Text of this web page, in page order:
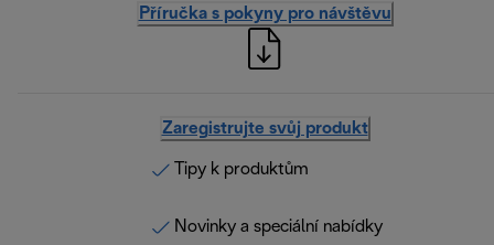
Příručka s pokyny pro návštěvu
Zaregistrujte svůj produkt
Tipy k produktům
Novinky a speciální nabídky